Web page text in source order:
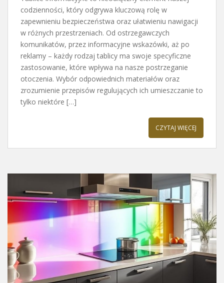
codzienności, który odgrywa kluczową rolę w
zapewnieniu bezpieczeństwa oraz ułatwieniu nawigacji
w różnych przestrzeniach. Od ostrzegawczych
komunikatów, przez informacyjne wskazówki, aż po
reklamy – każdy rodzaj tablicy ma swoje specyficzne
zastosowanie, które wpływa na nasze postrzeganie
otoczenia. Wybór odpowiednich materiałów oraz
zrozumienie przepisów regulujących ich umieszczanie to
tylko niektóre […]
CZYTAJ WIĘCEJ